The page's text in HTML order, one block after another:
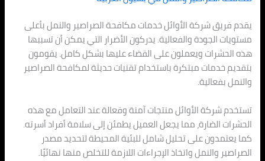
يقدم فريق شركة الأوائل خدمات مكافحة الصراصير والنمل بأعلى
مستويات الجودة والفعالية. يدركون الأضرار التي يمكن أن تسببها
هذه الحشرات ويعملون على القضاء عليها بشكل كامل. يقومون
بتقديم خدمات مبتكرة باستخدام تقنيات حديثة لمكافحة الصراصير
والنمل بفعالية.
تستخدم شركة الأوائل منتجات آمنة وفعالة عند التعامل مع هذه
الحشرات الضارة، مما يجعل العميل يطمئن إلى سلامة أفراد أسرته.
كما يعتمدون على تحليل شامل للبئية المحيطة لتحديد مصدر
الصراصير والنمل واتخاذ الإجراءات اللازمة للتخلص منها نهائيًا.